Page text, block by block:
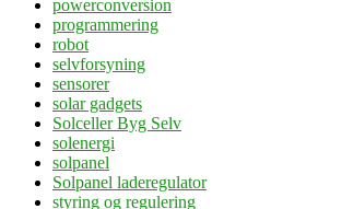
powerconversion
programmering
robot
selvforsyning
sensorer
solar gadgets
Solceller Byg Selv
solenergi
solpanel
Solpanel laderegulator
styring og regulering